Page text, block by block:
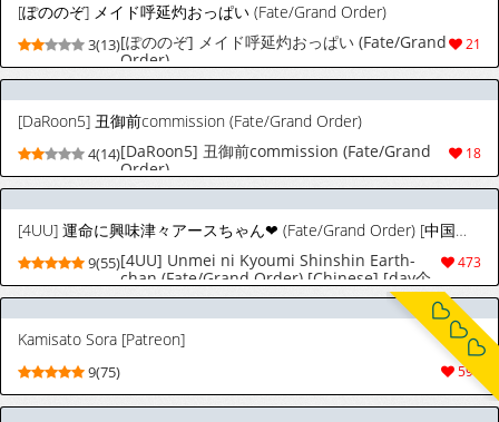
[ぽののぞ] メイド呼延灼おっぱい (Fate/Grand Order)
21
3(13)[ぽののぞ] メイド呼延灼おっぱい (Fate/Grand
Order)
[DaRoon5] 丑御前commission (Fate/Grand Order)
18
4(14)[DaRoon5] 丑御前commission (Fate/Grand
Order)
[4UU] 運命に興味津々アースちゃん❤︎ (Fate/Grand Order) [中国翻訳]
473
9(55)[4UU] Unmei ni Kyoumi Shinshin Earth-
chan (Fate/Grand Order) [Chinese] [day个
人汉化]
Kamisato Sora [Patreon]
590
9(75)